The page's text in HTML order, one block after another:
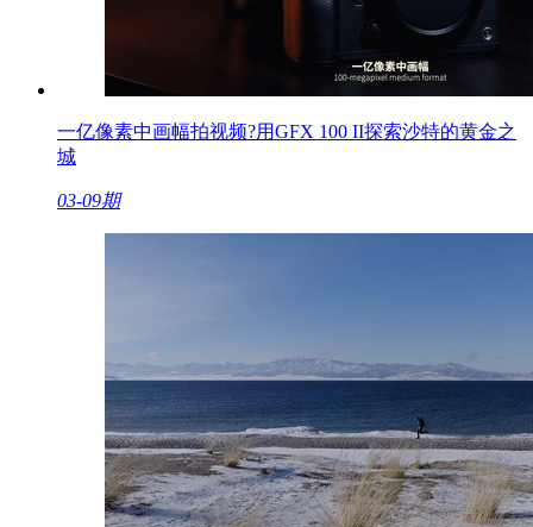
一亿像素中画幅拍视频?用GFX 100 II探索沙特的黄金之
城
03-09期